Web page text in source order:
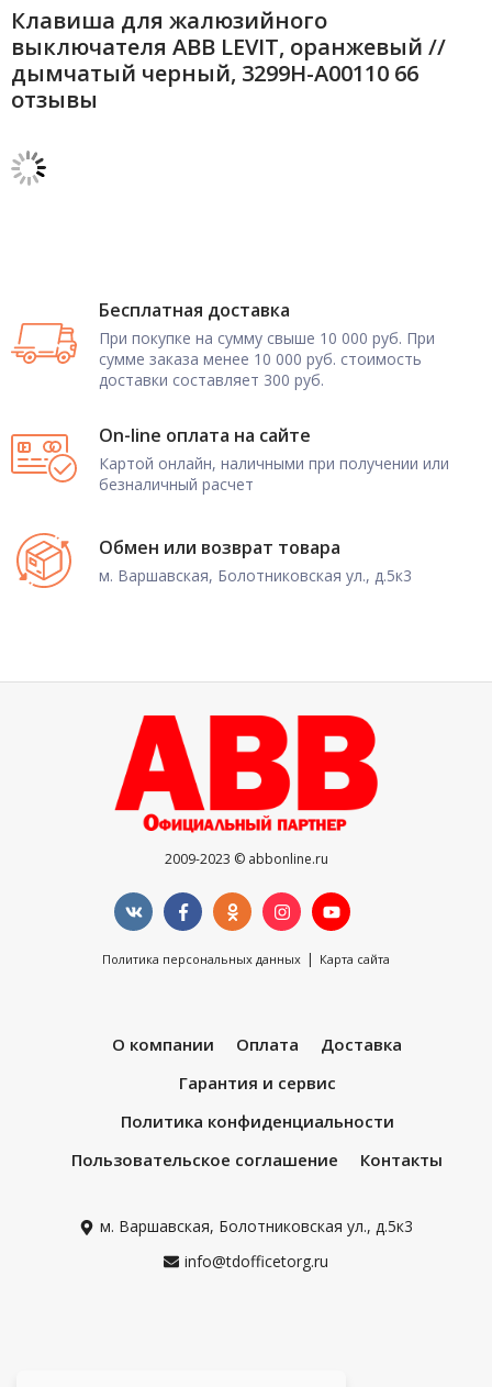
Клавиша для жалюзийного
выключателя ABB LEVIT, оранжевый //
дымчатый черный, 3299H-A00110 66
отзывы
Бесплатная доставка
При покупке на сумму свыше 10 000 руб. При
сумме заказа менее 10 000 руб. стоимость
доставки составляет 300 руб.
On-line оплата на сайте
Картой онлайн, наличными при получении или
безналичный расчет
Обмен или возврат товара
м. Варшавская, Болотниковская ул., д.5к3
2009-2023 © abbonline.ru
Политика персональных данных | Карта сайта
О компании Оплата
Доставка
Гарантия и сервис
Политика конфиденциальности
Пользовательское соглашение
Контакты
м. Варшавская, Болотниковская ул., д.5к3
info@tdofficetorg.ru